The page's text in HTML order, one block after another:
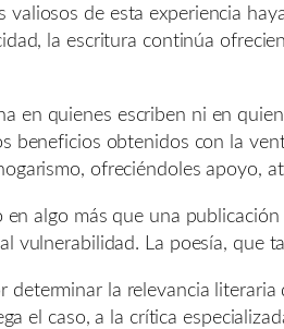
valiosos de esta experiencia
la escritura continúa
en quienes escriben ni en
beneficios obtenidos con la
ofreciéndoles apoyo,
algo más que una
vulnerabilidad. La poesía, que
determinar la relevancia
el caso, a la crítica